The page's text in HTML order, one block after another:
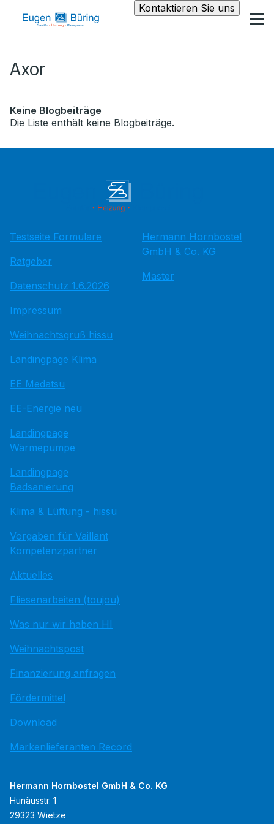
Kontaktieren Sie uns
Axor
Keine Blogbeiträge
Die Liste enthält keine Blogbeiträge.
Testseite Formulare
Ratgeber
Datenschutz 1.6.2026
Impressum
Weihnachtsgruß hissu
Landingpage Klima
EE Medatsu
EE-Energie neu
Landingpage
Wärmepumpe
Landingpage
Badsanierung
Klima & Lüftung - hissu
Vorgaben für Vaillant
Kompetenzpartner
Aktuelles
Fliesenarbeiten (toujou)
Was nur wir haben HI
Weihnachtspost
Finanzierung anfragen
Fördermittel
Download
Markenlieferanten Record
Hermann Hornbostel
GmbH & Co. KG
Master
Hermann Hornbostel GmbH & Co. KG
Hunäusstr. 1
29323 Wietze